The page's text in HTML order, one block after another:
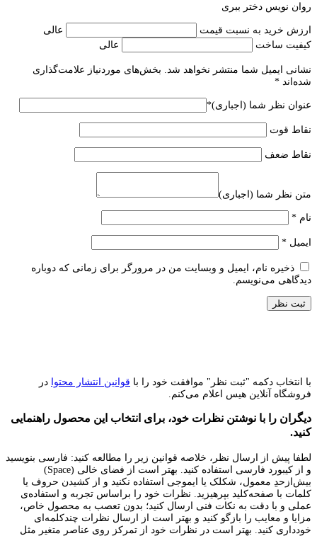
روان نویس دختر ببری
ارزش خرید به نسبت قیمت
عالی
کیفیت ساخت
عالی
نشانی ایمیل شما منتشر نخواهد شد. بخش‌های موردنیاز علامت‌گذاری
شده‌اند *
عنوان نظر شما (اجباری)*
نقاط قوت
نقاط ضعف
متن نظر شما (اجباری)
نام *
ایمیل *
ذخیره نام، ایمیل و وبسایت من در مرورگر برای زمانی که دوباره
دیدگاهی می‌نویسم.
با انتخاب دکمه "ثبت نظر" موافقت خود را با قوانین انتشار محتوا در
فروشگاه آنلاین هیس اعلام می‌کنم.
دیگران را با نوشتن نظرات خود، برای انتخاب این محصول راهنمایی
کنید.
لطفا پیش از ارسال نظر، خلاصه قوانین زیر را مطالعه کنید: فارسی بنویسید
و از کیبورد فارسی استفاده کنید. بهتر است از فضای خالی (Space)
بیش‌از‌حدِ معمول، شکلک یا ایموجی استفاده نکنید و از کشیدن حروف یا
کلمات با صفحه‌کلید بپرهیزید. نظرات خود را براساس تجربه و استفاده‌ی
عملی و با دقت به نکات فنی ارسال کنید؛ بدون تعصب به محصول خاص،
مزایا و معایب را بازگو کنید و بهتر است از ارسال نظرات چندکلمه‌‌ای
خودداری کنید. بهتر است در نظرات خود از تمرکز روی عناصر متغیر مثل